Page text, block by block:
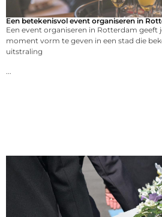
Een betekenisvol event organiseren in
Een event organiseren in Rotterdam geeft
moment vorm te geven in een stad die
uitstraling